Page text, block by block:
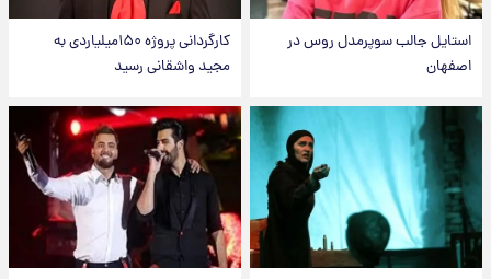
استایل جالب سوپرمدل روس در
اصفهان
کارگردانی پروژه ۱۵۰میلیاردی به
مجید واشقانی رسید